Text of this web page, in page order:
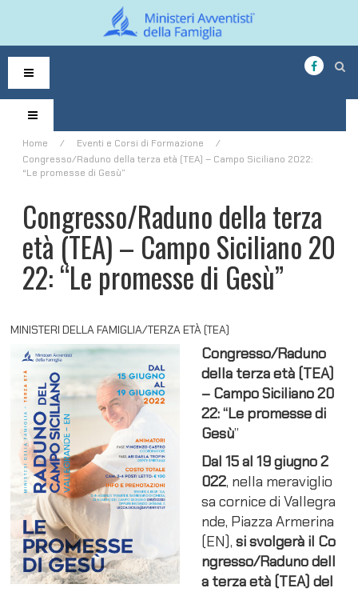
p
Home / Eventi e Corsi di Formazione
/
Congresso/Raduno della terza età (TEA) – Campo Siciliano 2022:
“Le promesse di Gesù”
Congresso/Raduno della terza
età (TEA) – Campo Siciliano 20
22: “Le promesse di Gesù”
MINISTERI DELLA FAMIGLIA/TERZA ETÀ (TEA)
Congresso/Raduno
della terza età (TEA)
– Campo Siciliano 20
22: “Le promesse di
Gesù”
Dal 15 al 19 giugno 2
022, nella meraviglio
sa cornice di Vallegra
nde, Piazza Armerina
(EN), si svolgerà il Co
ngresso/Raduno dell
a terza età (TEA) del